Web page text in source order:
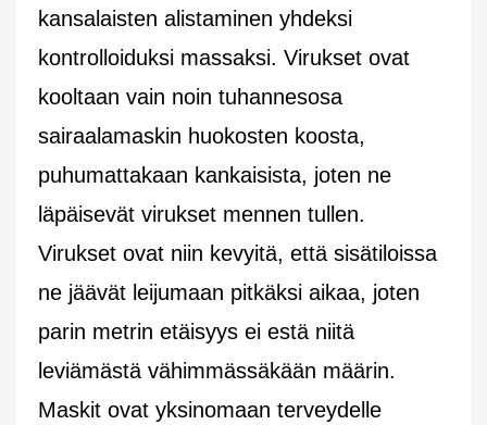
kansalaisten alistaminen yhdeksi
kontrolloiduksi massaksi. Virukset ovat
kooltaan vain noin tuhannesosa
sairaalamaskin huokosten koosta,
puhumattakaan kankaisista, joten ne
läpäisevät virukset mennen tullen.
Virukset ovat niin kevyitä, että sisätiloissa
ne jäävät leijumaan pitkäksi aikaa, joten
parin metrin etäisyys ei estä niitä
leviämästä vähimmässäkään määrin.
Maskit ovat yksinomaan terveydelle